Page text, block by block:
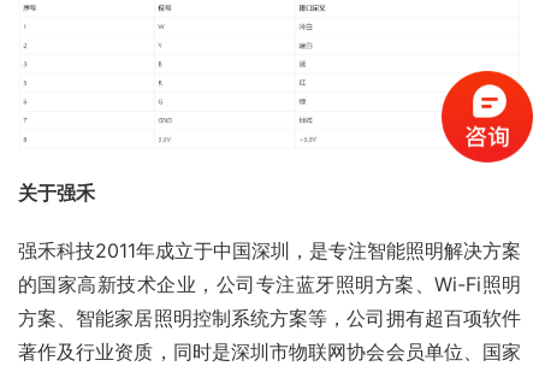
关于强禾
强禾科技2011年成立于中国深圳，是专注智能照明解决方案
的国家高新技术企业，公司专注蓝牙照明方案、Wi-Fi照明
方案、智能家居照明控制系统方案等，公司拥有超百项软件
著作及行业资质，同时是深圳市物联网协会会员单位、国家